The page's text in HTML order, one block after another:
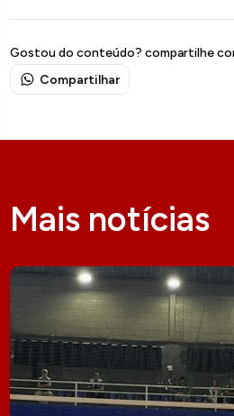
Gostou do conteúdo? compartilhe
Compartilhar
Mais notícias